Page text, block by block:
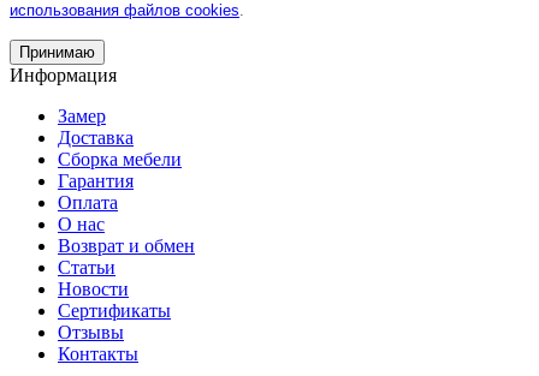
использования файлов cookies.
Принимаю
Информация
Замер
Доставка
Сборка мебели
Гарантия
Оплата
О нас
Возврат и обмен
Статьи
Новости
Сертификаты
Отзывы
Контакты